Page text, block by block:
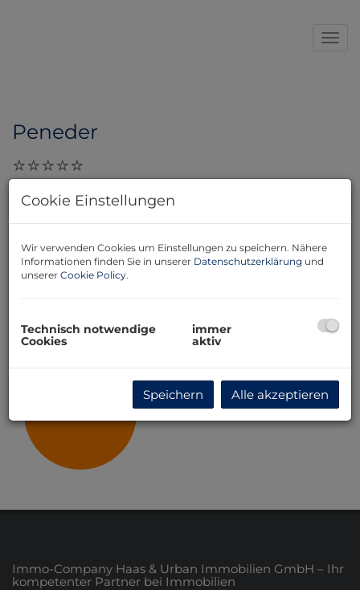
Peneder
28.11.2023, 17:29
Liebe Frau Rapp! Danke nochmals für Ihre Offenheit
Beratung war sehr kompetent und auch für uns Laien
verständlich. Wir werden das Grundstück, wenn die
Bank ihr Okay gibt, sicher nehmen. Hoffentlich geht
Immo-Company Haas & Urban Immobilien GmbH – Ihr
kompetenter Partner bei Immobilien
Cookie Einstellungen
Wir verwenden Cookies um Einstellungen zu speichern. Nähere
Informationen finden Sie in unserer Datenschutzerklärung und
unserer Cookie Policy.
Technisch notwendige
Cookies
immer
aktiv
Speichern Alle akzeptieren